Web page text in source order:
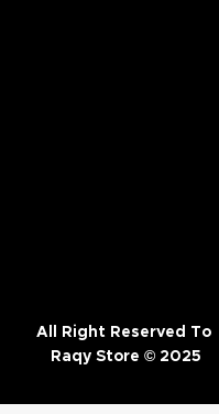
All Right Reserved To
Raqy Store © 2025